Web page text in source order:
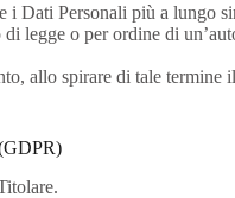
Dati Personali più a lungo
legge o per ordine di
allo spirare di tale